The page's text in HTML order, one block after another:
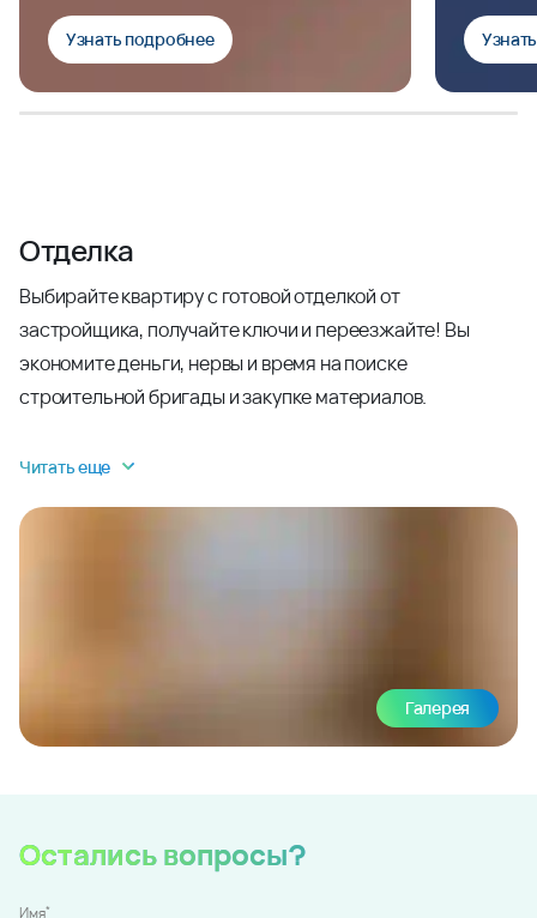
Узнать подробнее
Отделка
Выбирайте квартиру с готовой отделкой от
застройщика, получайте ключи и переезжайте! Вы
экономите деньги, нервы и время на поиске
строительной бригады и закупке материалов.
Читать еще
Галерея
Остались вопросы?
Имя*